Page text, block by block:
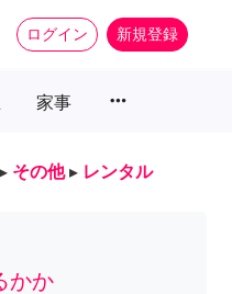
ログイン 新規登録
家事 more_horiz
▸ その他 ▸ レンタル
かか